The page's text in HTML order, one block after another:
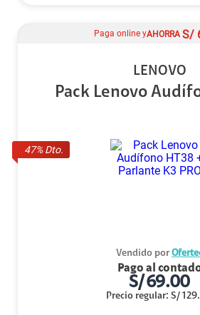
47% Dto.
Paga online yAHORRA S/
LENOVO
Pack Lenovo
Vendido por
Pago al
S/69.00
Precio regular: S/